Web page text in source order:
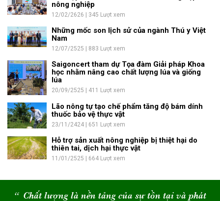
nông nghiệp
12/02/2626 | 345 Lượt xem
Những mốc son lịch sử của ngành Thú y Việt
Nam
12/07/2525 | 883 Lượt xem
Saigoncert tham dự Tọa đàm Giải pháp Khoa
học nhằm nâng cao chất lượng lúa và giống
lúa
20/09/2525 | 411 Lượt xem
Lão nông tự tạo chế phẩm tăng độ bám dính
thuốc bảo vệ thực vật
23/11/2424 | 651 Lượt xem
Hỗ trợ sản xuất nông nghiệp bị thiệt hại do
thiên tai, dịch hại thực vật
11/01/2525 | 664 Lượt xem
“ Chất lượng là nền tảng của sự tồn tại và phát